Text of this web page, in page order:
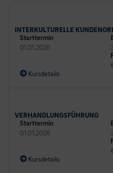
INTERKULTURELLE
Starttermin
01.01.2026
Kursdetails
VERHANDLUNGSFÜHRUNG
Starttermin
01.01.2026
Kursdetails